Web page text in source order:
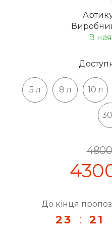
В
5 л 8 л 10 л
До кінця
23 : 21